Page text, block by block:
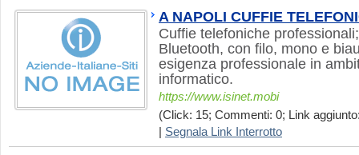
A NAPOLI CUFFIE
Cuffie telefoniche
Bluetooth, con filo, mono e
esigenza professionale in
informatico.
https://www.isinet.mobi
(Click: 15; Commenti: 0; Link
Segnala Link Interrotto